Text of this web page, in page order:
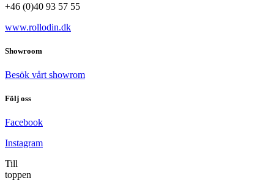
+46 (0)40 93 57 55
www.rollodin.dk
Showroom
Besök vårt showrom
Följ oss
Facebook
Instagram
Till
toppen